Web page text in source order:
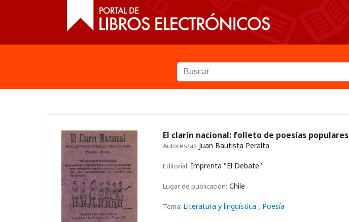
El clarín nacional: folleto de poesías populares
Autores/as Juan Bautista Peralta
Editorial: Imprenta "El Debate"
Lugar de publicación: Chile
Tema: Literatura y lingüística , Poesía